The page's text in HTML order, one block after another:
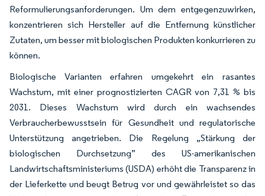
Reformulierungsanforderungen. Um dem entgegenzuwirken,
konzentrieren sich Hersteller auf die Entfernung künstlicher
Zutaten, um besser mit biologischen Produkten konkurrieren zu
können.
Biologische Varianten erfahren umgekehrt ein rasantes
Wachstum, mit einer prognostizierten CAGR von 7,31 % bis
2031. Dieses Wachstum wird durch ein wachsendes
Verbraucherbewusstsein für Gesundheit und regulatorische
Unterstützung angetrieben. Die Regelung „Stärkung der
biologischen Durchsetzung” des US-amerikanischen
Landwirtschaftsministeriums (USDA) erhöht die Transparenz in
der Lieferkette und beugt Betrug vor und gewährleistet so das